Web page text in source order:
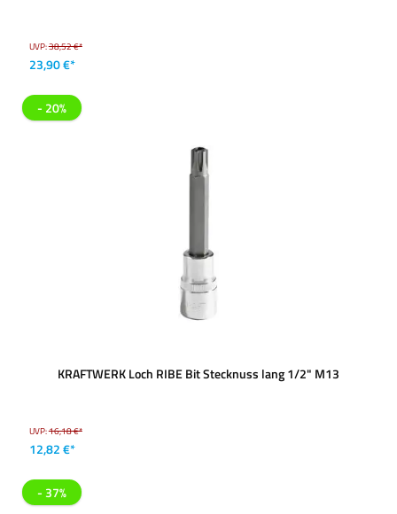
UVP:38,52 €*
23,90 €*
- 20%
KRAFTWERK Loch RIBE Bit Stecknuss lang 1/2" M13
UVP:16,18 €*
12,82 €*
- 37%